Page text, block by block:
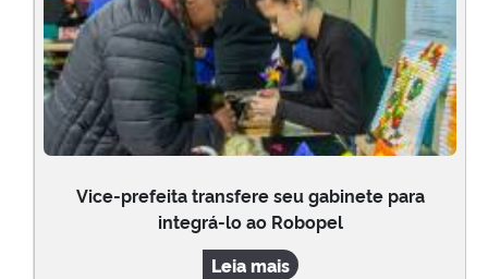
Vice-prefeita transfere seu gabinete para
integrá-lo ao Robopel
Leia mais